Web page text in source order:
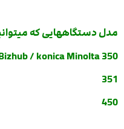
مدل دستگاههایی که
/ konica Minolta 350
351
450